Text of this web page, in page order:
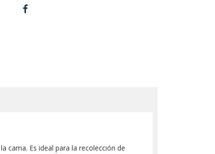
cama. Es ideal para la recolección de